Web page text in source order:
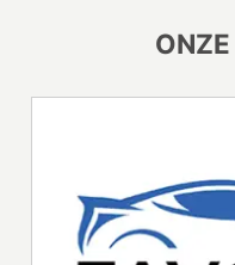
ONZE